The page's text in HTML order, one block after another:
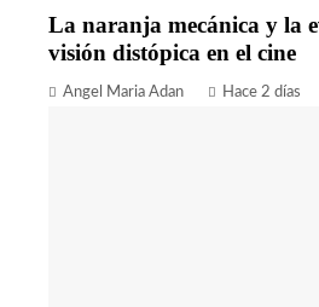
La naranja mecánica y la
visión distópica en el cine
Angel Maria Adan Hace 2 días